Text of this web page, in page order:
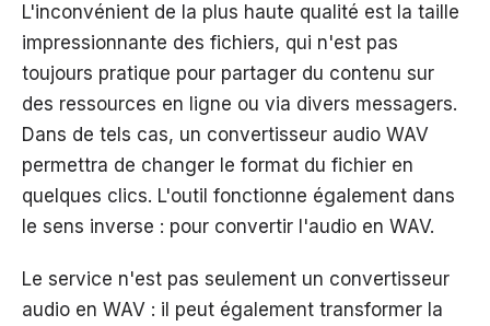
L'inconvénient de la plus haute qualité est la taille
impressionnante des fichiers, qui n'est pas
toujours pratique pour partager du contenu sur
des ressources en ligne ou via divers messagers.
Dans de tels cas, un convertisseur audio WAV
permettra de changer le format du fichier en
quelques clics. L'outil fonctionne également dans
le sens inverse : pour convertir l'audio en WAV.
Le service n'est pas seulement un convertisseur
audio en WAV : il peut également transformer la